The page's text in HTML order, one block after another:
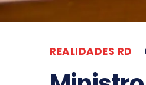
REALIDADES RD